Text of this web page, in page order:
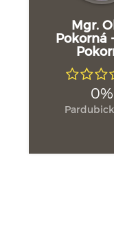
Mgr.
Pokorná
0%